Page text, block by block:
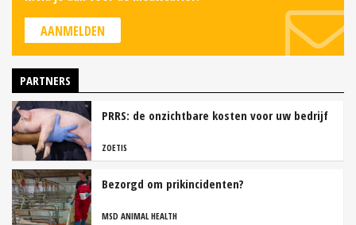
AANMELDEN
PARTNERS
PRRS: de onzichtbare kosten voor uw bedrijf
ZOETIS
Bezorgd om prikincidenten?
MSD ANIMAL HEALTH